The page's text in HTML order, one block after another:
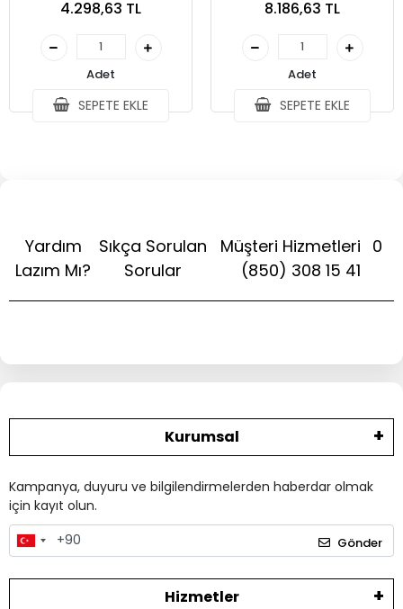
4.298,63 TL
Adet
SEPETE EKLE
8.186,63 TL
Adet
SEPETE EKLE
Yardım
Lazım Mı?
Sıkça Sorulan
Sorular
Müşteri Hizmetleri 0
(850) 308 15 41
Kurumsal
Kampanya, duyuru ve bilgilendirmelerden haberdar olmak
için kayıt olun.
Gönder
Hizmetler